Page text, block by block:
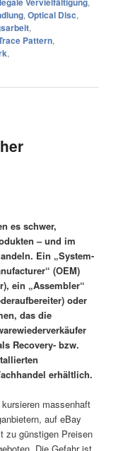
,Optical Disc,
,
Pattern,
,
es schwer,
– und im
Ein „System-
(OEM)
ein „Assembler“
oder
das die
Recovery- bzw.
erhältlich.
massenhaft
auf eBay
zu günstigen Preisen